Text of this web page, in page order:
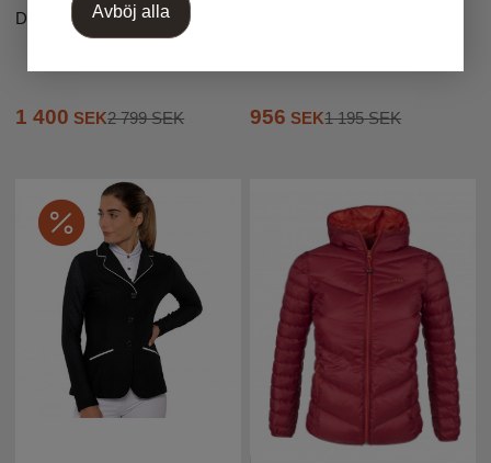
Avböj alla
Dyón rundsytt kandar
1 400 SEK2 799 SEK 956 SEK1 195 SEK